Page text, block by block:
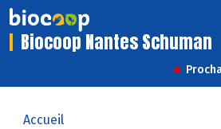
Biocoop Nantes Schuman
Accueil